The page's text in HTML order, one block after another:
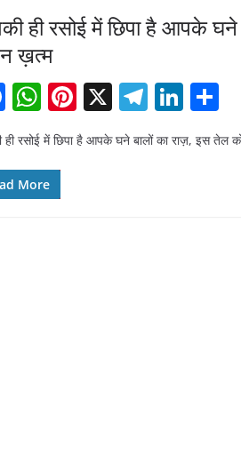
ही रसोई में छिपा है आपके
ख़त्म
F
a
c
e
b
W
h
at
s
A
Pi
nt
er
X T
el
e
Li
k
रसोई में छिपा है आपके घने बालों का राज़, इस तेल
More